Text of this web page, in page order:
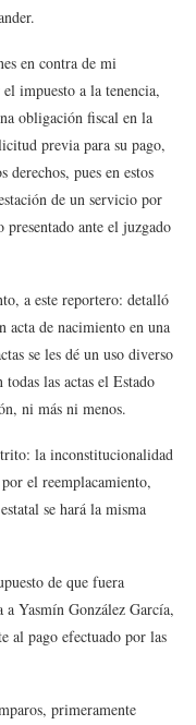
en contra de mi
impuesto a la tenencia,
obligación fiscal en la
previa para su pago,
derechos, pues en estos
de un servicio por
presentado ante el juzgado
a este reportero: detalló
acta de nacimiento en una
se les dé un uso diverso
las actas el Estado
ni más ni menos.
la inconstitucionalidad
el reemplacamiento,
se hará la misma
de que fuera
Yasmín González García,
al pago efectuado por las
primeramente